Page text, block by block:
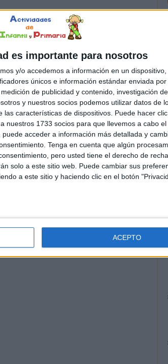
es importante para nosotros
y/o accedemos a información en un
únicos e información estándar enviada
de publicidad y contenido, investigación
y nuestros socios podemos utilizar datos de
características de dispositivos. Puede hacer
nuestros 1733 socios para que llevemos a cabo
acceder a información más detallada y
Tenga en cuenta que algún
pero usted tiene el derecho de
solo a este sitio web. Puede cambiar sus
a este sitio y haciendo clic en el botón
ACEPTO